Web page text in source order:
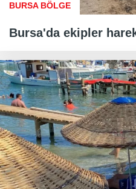
BURSA BÖLGE
Bursa'da ekipler